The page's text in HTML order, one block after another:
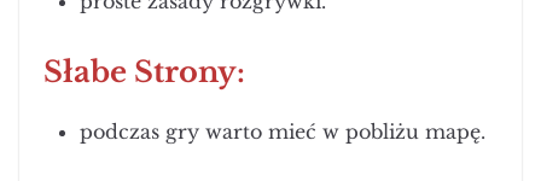
Słabe Strony:
podczas gry warto mieć w pobliżu mapę.